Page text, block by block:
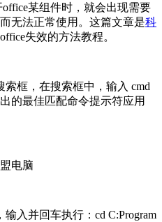
某组件时，就会出现需要
无法正常使用。这篇文章是科
失效的方法教程。
框，在搜索框中，输入 cmd
的最佳匹配命令提示符应用
入并回车执行：cd C:Program